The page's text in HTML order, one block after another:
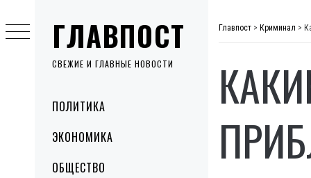
ГЛАВПОСТ
СВЕЖИЕ И ГЛАВНЫЕ НОВОСТИ
MenuПОЛИТИКА
ЭКОНОМИКА
ОБЩЕСТВО
to
content
Главпост > Криминал >